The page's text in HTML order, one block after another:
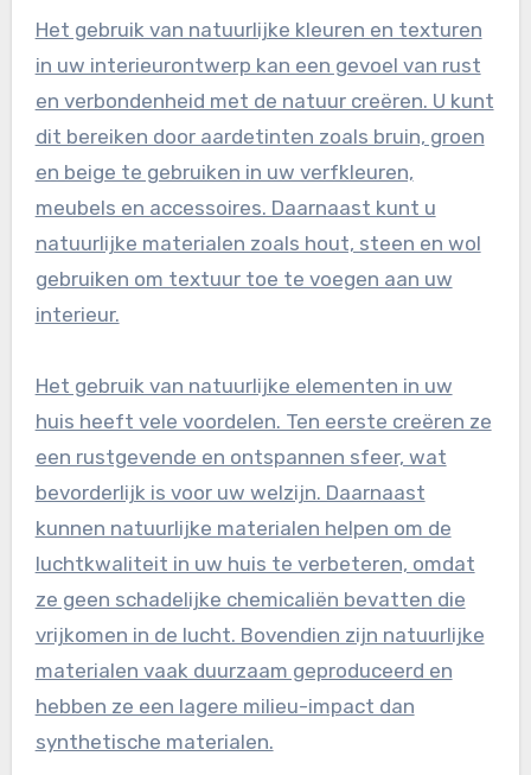
Het gebruik van natuurlijke kleuren en texturen
in uw interieurontwerp kan een gevoel van rust
en verbondenheid met de natuur creëren. U kunt
dit bereiken door aardetinten zoals bruin, groen
en beige te gebruiken in uw verfkleuren,
meubels en accessoires. Daarnaast kunt u
natuurlijke materialen zoals hout, steen en wol
gebruiken om textuur toe te voegen aan uw
interieur.
Het gebruik van natuurlijke elementen in uw
huis heeft vele voordelen. Ten eerste creëren ze
een rustgevende en ontspannen sfeer, wat
bevorderlijk is voor uw welzijn. Daarnaast
kunnen natuurlijke materialen helpen om de
luchtkwaliteit in uw huis te verbeteren, omdat
ze geen schadelijke chemicaliën bevatten die
vrijkomen in de lucht. Bovendien zijn natuurlijke
materialen vaak duurzaam geproduceerd en
hebben ze een lagere milieu-impact dan
synthetische materialen.